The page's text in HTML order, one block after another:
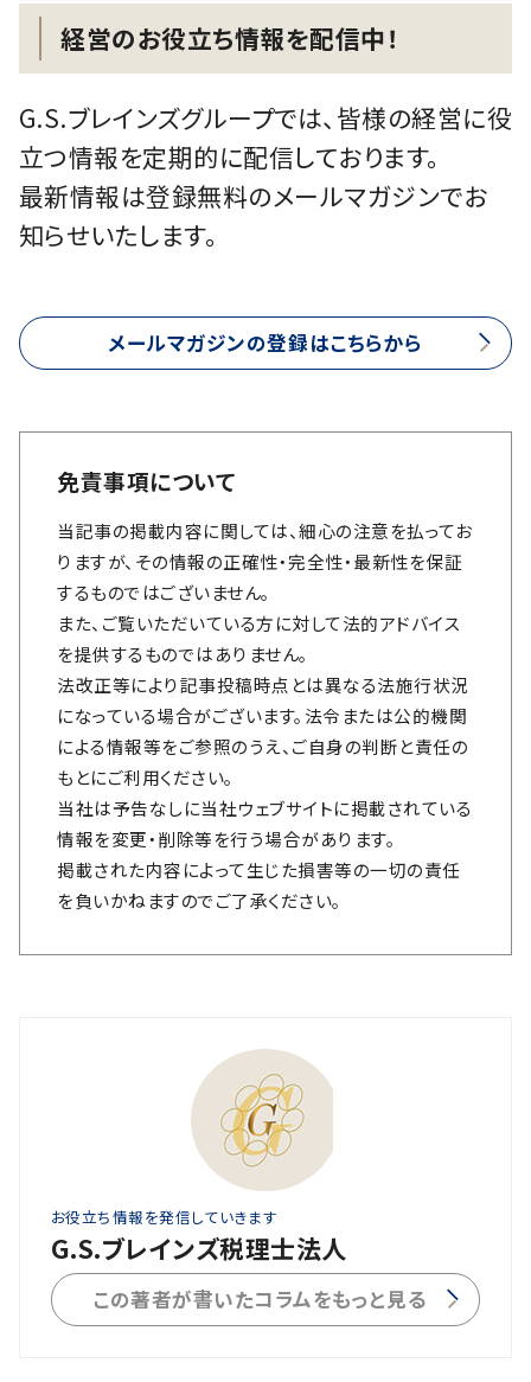
経営のお役立ち情報を配信中！
G.S.ブレインズグループでは、皆様の経営に役
立つ情報を定期的に配信しております。
最新情報は登録無料のメールマガジンでお
知らせいたします。
メールマガジンの登録はこちらから
免責事項について
当記事の掲載内容に関しては、細心の注意を払ってお
りますが、その情報の正確性・完全性・最新性を保証
するものではございません。
また、ご覧いただいている方に対して法的アドバイス
を提供するものではありません。
法改正等により記事投稿時点とは異なる法施行状況
になっている場合がございます。法令または公的機関
による情報等をご参照のうえ、ご自身の判断と責任の
もとにご利用ください。
当社は予告なしに当社ウェブサイトに掲載されている
情報を変更・削除等を行う場合があります。
掲載された内容によって生じた損害等の一切の責任
を負いかねますのでご了承ください。
お役立ち情報を発信していきます
G.S.ブレインズ税理士法人
この著者が書いたコラムをもっと見る